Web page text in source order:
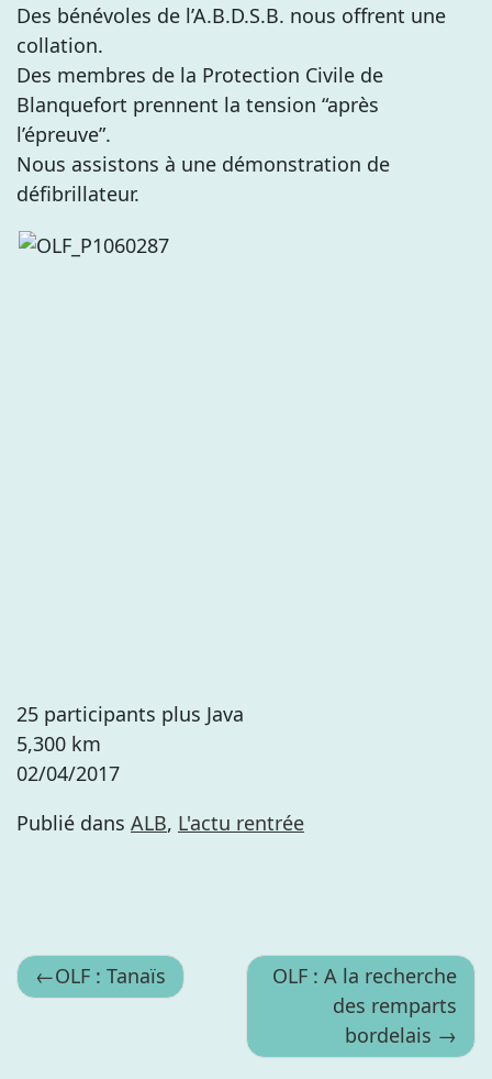
Des bénévoles de l’A.B.D.S.B. nous offrent une
collation.
Des membres de la Protection Civile de
Blanquefort prennent la tension “après
l’épreuve”.
Nous assistons à une démonstration de
défibrillateur.
25 participants plus Java
5,300 km
02/04/2017
Publié dans ALB, L'actu rentrée
Navigation
OLF : Tanaïs
OLF : A la recherche
des remparts
bordelais